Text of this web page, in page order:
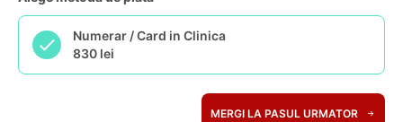
Numerar / Card in Clinica
830 lei
MERGI LA PASUL URMATOR